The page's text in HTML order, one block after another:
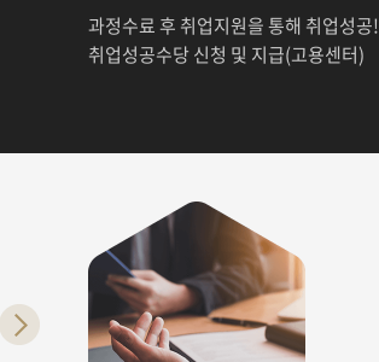
과정수료 후 취업지원을 통해 취업성공!
취업성공수당 신청 및 지급(고용센터)